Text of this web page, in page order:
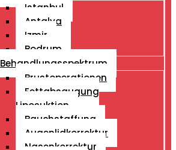
Istanbul
Antalya
Izmir
Bodrum
Behandlungsspektrum
Brustoperationen
Fettabsaugung
Liposuktion
Bauchstaffung
Augenlidkorrektur
Nasenkorrektur